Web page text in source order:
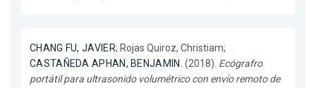
CHANG FU, JAVIER; Rojas Quiroz, Christiam;
CASTAÑEDA APHAN, BENJAMIN . (2018). Ecógrafro
portátil para ultrasonido volumétrico con envío remoto de